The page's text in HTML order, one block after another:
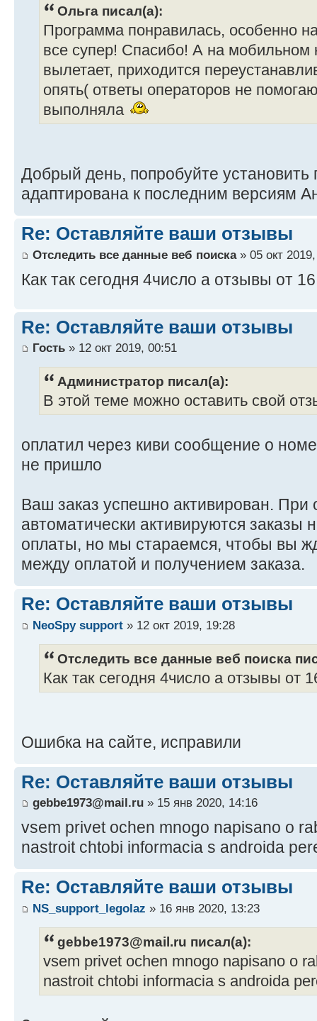
Ольга писал(а):
Программа понравилась, особенно
все супер! Спасибо! А на мобильном
вылетает, приходится
опять( ответы операторов не
выполняла
Добрый день, попробуйте
адаптирована к последним версиям
Re: Оставляйте ваши отзывы
Отследить все данные веб поиска» 05 окт
Как так сегодня 4число а отзывы от
Re: Оставляйте ваши отзывы
Гость » 12 окт 2019, 00:51
Администратор писал(а):
В этой теме можно оставить свой
оплатил через киви сообщение о
не пришло
Ваш заказ успешно активирован. При
автоматически активируются заказы
оплаты, но мы стараемся, чтобы вы
между оплатой и получением заказа.
Re: Оставляйте ваши отзывы
NeoSpy support » 12 окт 2019, 19:28
Отследить все данные веб поиска
Как так сегодня 4число а отзывы от
Ошибка на сайте, исправили
Re: Оставляйте ваши отзывы
gebbe1973@mail.ru » 15 янв 2020, 14:16
vsem privet ochen mnogo napisano o
nastroit chtobi informacia s androida
Re: Оставляйте ваши отзывы
NS_support_legolaz » 16 янв 2020, 13:23
gebbe1973@mail.ru писал(а):
vsem privet ochen mnogo napisano o
nastroit chtobi informacia s androida